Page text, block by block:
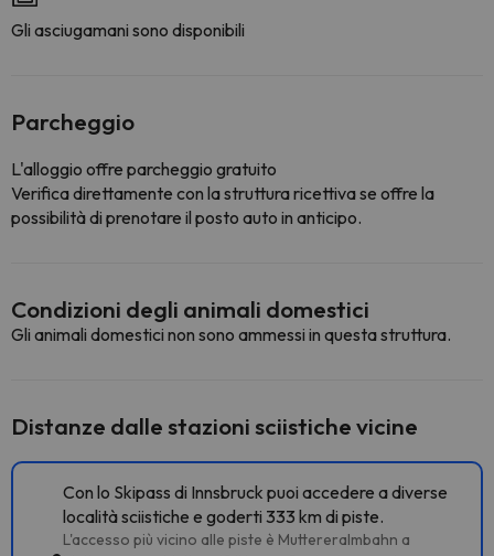
Gli asciugamani sono disponibili
Parcheggio
L'alloggio offre parcheggio gratuito
Verifica direttamente con la struttura ricettiva se offre la
possibilità di prenotare il posto auto in anticipo.
Condizioni degli animali domestici
Gli animali domestici non sono ammessi in questa struttura.
Distanze dalle stazioni sciistiche vicine
Con lo Skipass di Innsbruck puoi accedere a diverse
località sciistiche e goderti 333 km di piste.
L'accesso più vicino alle piste è Muttereralmbahn a